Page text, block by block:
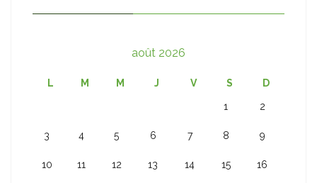
août 2026
L M M J V S D
1 2
3 4 5 6 7 8 9
10 11 12 13 14 15 16